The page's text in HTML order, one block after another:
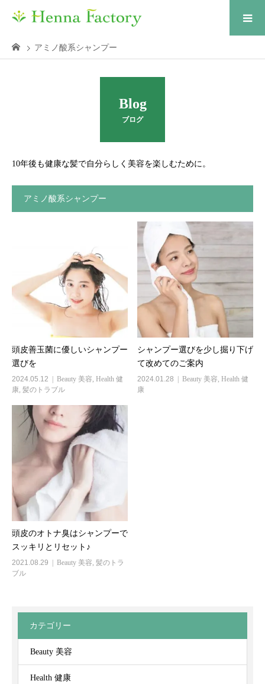
アミノ酸系シャンプー
Blog
ブログ
10年後も健康な髪で自分らしく美容を楽しむために。
アミノ酸系シャンプー
頭皮善玉菌に優しいシャンプー
選びを
2024.05.12 Beauty 美容, Health 健
康, 髪のトラブル
シャンプー選びを少し掘り下げ
て改めてのご案内
2024.01.28 Beauty 美容, Health 健
康
頭皮のオトナ臭はシャンプーで
スッキリとリセット♪
2021.08.29 Beauty 美容, 髪のトラ
ブル
カテゴリー
Beauty 美容
Health 健康